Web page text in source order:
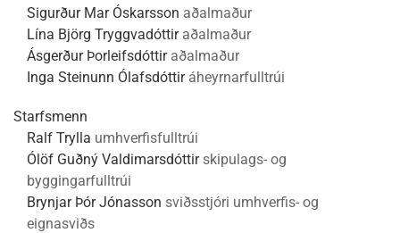
Sigurður Mar Óskarsson aðalmaður
Lína Björg Tryggvadóttir aðalmaður
Ásgerður Þorleifsdóttir aðalmaður
Inga Steinunn Ólafsdóttir áheyrnarfulltrúi
Starfsmenn
Ralf Trylla umhverfisfulltrúi
Ólöf Guðný Valdimarsdóttir skipulags- og
byggingarfulltrúi
Brynjar Þór Jónasson sviðsstjóri umhverfis- og
eignasviðs